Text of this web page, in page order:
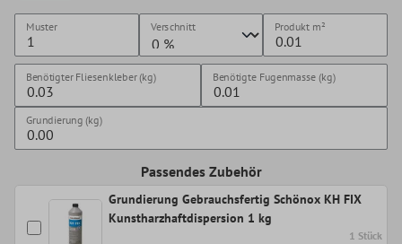
Muster Verschnitt Produkt m²
Benötigter Fliesenkleber (kg) Benötigte Fugenmasse (kg)
Grundierung (kg)
Passendes Zubehör
Grundierung Gebrauchsfertig Schönox KH FIX
Kunstharzhaftdispersion 1 kg
1 Stück